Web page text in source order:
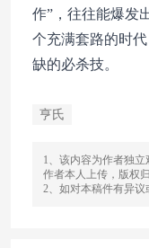
作”，往往能爆发
个充满套路的时
缺的必杀技。
亨氏
1、该内容为作者独
作者本人上传，版权
2、如对本稿件有异议